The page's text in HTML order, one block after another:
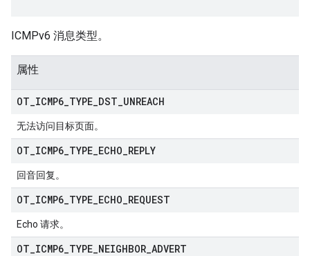
ICMPv6 消息类型。
属性
OT ICMP6 TYPE DST UNREACH
无法访问目标页面。
OT ICMP6 TYPE ECHO REPLY
回音回复。
OT ICMP6 TYPE ECHO REQUEST
Echo 请求。
OT ICMP6 TYPE NEIGHBOR ADVERT